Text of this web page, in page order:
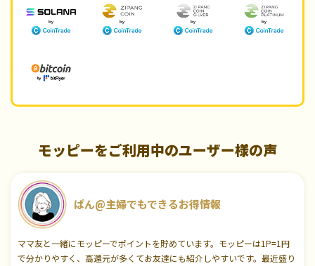
モッピーをご利用中のユーザー様の声
ぱん@主婦でもできるお得情報
ママ友と一緒にモッピーでポイントを貯めています。モッピーは1P=1円
で分かりやすく、高還元が多くてお友達にも紹介しやすいです。最近盛り